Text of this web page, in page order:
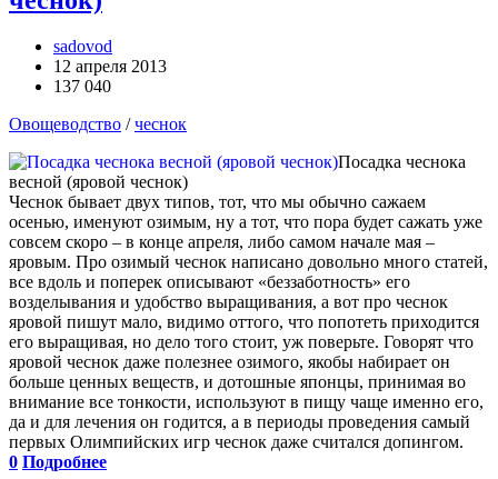
sadovod
12 апреля 2013
137 040
Овощеводство /чеснок
Посадка чеснока
весной (яровой чеснок)
Чеснок бывает двух типов, тот, что мы обычно сажаем
осенью, именуют озимым, ну а тот, что пора будет сажать уже
совсем скоро – в конце апреля, либо самом начале мая –
яровым. Про озимый чеснок написано довольно много статей,
все вдоль и поперек описывают «беззаботность» его
возделывания и удобство выращивания, а вот про чеснок
яровой пишут мало, видимо оттого, что попотеть приходится
его выращивая, но дело того стоит, уж поверьте. Говорят что
яровой чеснок даже полезнее озимого, якобы набирает он
больше ценных веществ, и дотошные японцы, принимая во
внимание все тонкости, используют в пищу чаще именно его,
да и для лечения он годится, а в периоды проведения самый
первых Олимпийских игр чеснок даже считался допингом.
0 Подробнее